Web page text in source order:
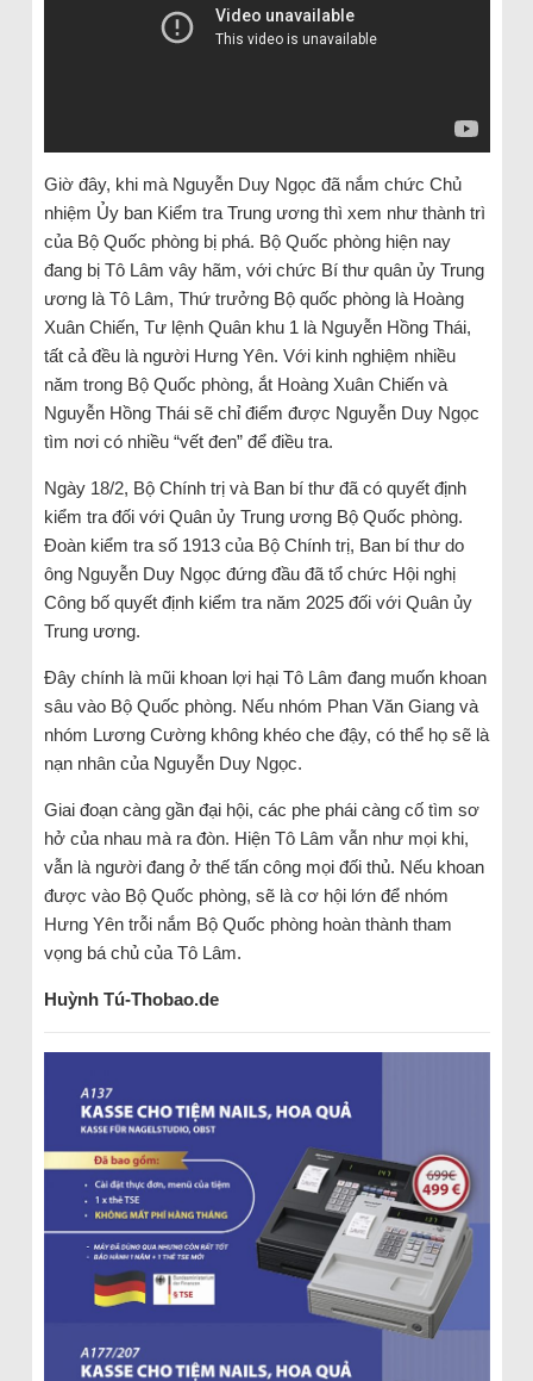
Giờ đây, khi mà Nguyễn Duy Ngọc đã nắm chức Chủ
nhiệm Ủy ban Kiểm tra Trung ương thì xem như thành trì
của Bộ Quốc phòng bị phá. Bộ Quốc phòng hiện nay
đang bị Tô Lâm vây hãm, với chức Bí thư quân ủy Trung
ương là Tô Lâm, Thứ trưởng Bộ quốc phòng là Hoàng
Xuân Chiến, Tư lệnh Quân khu 1 là Nguyễn Hồng Thái,
tất cả đều là người Hưng Yên. Với kinh nghiệm nhiều
năm trong Bộ Quốc phòng, ắt Hoàng Xuân Chiến và
Nguyễn Hồng Thái sẽ chỉ điểm được Nguyễn Duy Ngọc
tìm nơi có nhiều “vết đen” để điều tra.
Ngày 18/2, Bộ Chính trị và Ban bí thư đã có quyết định
kiểm tra đối với Quân ủy Trung ương Bộ Quốc phòng.
Đoàn kiểm tra số 1913 của Bộ Chính trị, Ban bí thư do
ông Nguyễn Duy Ngọc đứng đầu đã tổ chức Hội nghị
Công bố quyết định kiểm tra năm 2025 đối với Quân ủy
Trung ương.
Đây chính là mũi khoan lợi hại Tô Lâm đang muốn khoan
sâu vào Bộ Quốc phòng. Nếu nhóm Phan Văn Giang và
nhóm Lương Cường không khéo che đậy, có thể họ sẽ là
nạn nhân của Nguyễn Duy Ngọc.
Giai đoạn càng gần đại hội, các phe phái càng cố tìm sơ
hở của nhau mà ra đòn. Hiện Tô Lâm vẫn như mọi khi,
vẫn là người đang ở thế tấn công mọi đối thủ. Nếu khoan
được vào Bộ Quốc phòng, sẽ là cơ hội lớn để nhóm
Hưng Yên trỗi nắm Bộ Quốc phòng hoàn thành tham
vọng bá chủ của Tô Lâm.
Huỳnh Tú-Thobao.de